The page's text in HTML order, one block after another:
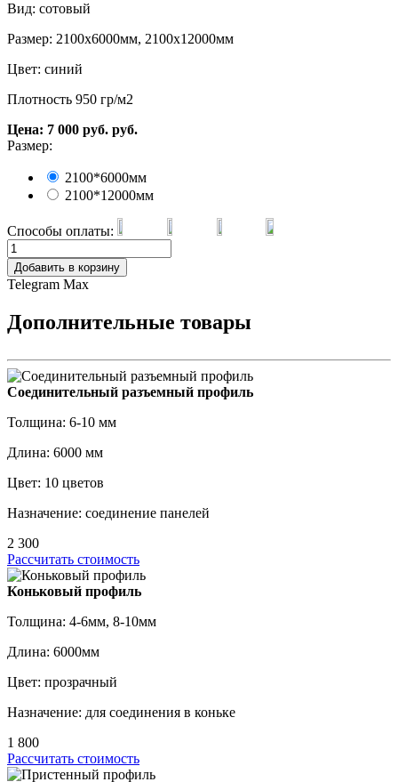
Вид: сотовый
Размер: 2100х6000мм, 2100х12000мм
Цвет: синий
Плотность 950 гр/м2
Цена: 7 000 руб. руб.
Размер:
2100*6000мм
2100*12000мм
Способы оплаты:
Добавить в корзину
Telegram Max
Дополнительные товары
Соединительный разъемный профиль
Толщина: 6-10 мм
Длина: 6000 мм
Цвет: 10 цветов
Назначение: соединение панелей
2 300
Рассчитать стоимость
Коньковый профиль
Толщина: 4-6мм, 8-10мм
Длина: 6000мм
Цвет: прозрачный
Назначение: для соединения в коньке
1 800
Рассчитать стоимость